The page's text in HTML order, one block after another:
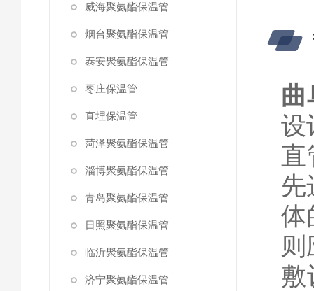
威海聚氨酯保温管
烟台聚氨酯保温管
泰安聚氨酯保温管
枣庄保温管
直埋保温管
菏泽聚氨酯保温管
淄博聚氨酯保温管
青岛聚氨酯保温管
日照聚氨酯保温管
临沂聚氨酯保温管
济宁聚氨酯保温管
设
先
体